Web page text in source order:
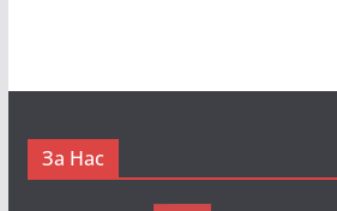
За Нас